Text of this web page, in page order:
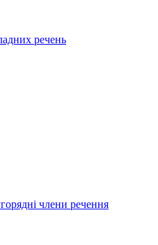
речень
члени речення